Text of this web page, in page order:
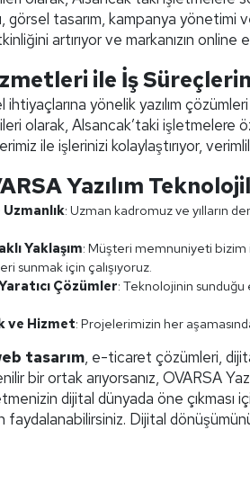
görsel tasarım, kampanya
artırıyor ve markanızın
ile İş
yönelik yazılım
olarak, Alsancak’taki işletmelere
ile işlerinizi kolaylaştırıyor,
Yazılım
: Uzman kadromuz ve yılların
Yaklaşım: Müşteri memnuniyeti bizim
sunmak için çalışıyoruz.
Çözümler: Teknolojinin
ve Hizmet: Projelerimizin her
tasarım, e-ticaret çözümleri,
bir ortak arıyorsanız, OVARSA
dijital dünyada öne
faydalanabilirsiniz. Dijital